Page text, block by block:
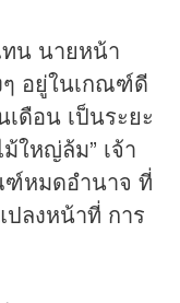
น นายหน้า
ๆ อยู่ในเกณฑ์ดี
ดือน เป็นระยะ
ใหญ่ล้ม” เจ้า
ฑ์หมดอำนาจ ที่
ปลงหน้าที่ การ